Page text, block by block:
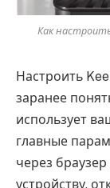
Как
Настроить
заранее
использует
главные
через
устройству,